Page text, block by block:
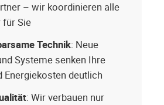
– wir koordinieren alle
für Sie
Technik: Neue
Systeme senken Ihre
Energiekosten deutlich
: Wir verbauen nur